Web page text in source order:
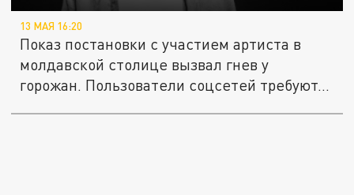
13 МАЯ 16:20
Показ постановки с участием артиста в
молдавской столице вызвал гнев у
горожан. Пользователи соцсетей требуют...